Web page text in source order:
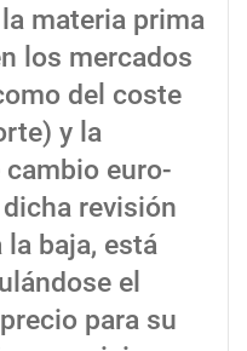
materia prima
los mercados
del coste
y la
euro-
revisión
la baja, está
el
para su